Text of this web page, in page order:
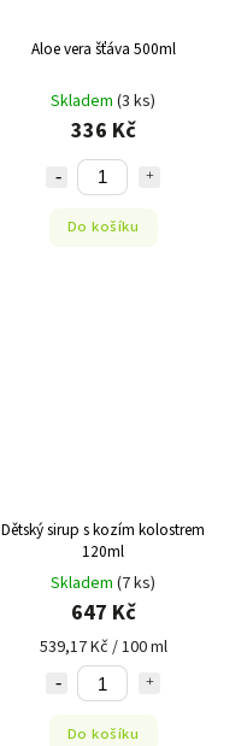
Aloe vera šťáva 500ml
Skladem (3 ks)
336 Kč
Do košíku
Dětský sirup s kozím kolostrem
120ml
Skladem (7 ks)
647 Kč
539,17 Kč / 100 ml
Do košíku